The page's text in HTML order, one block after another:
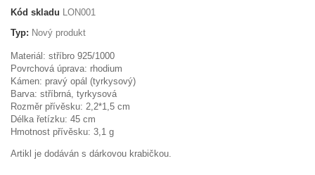
Kód skladu LON001
Typ: Nový produkt
Materiál: stříbro 925/1000
Povrchová úprava: rhodium
Kámen: pravý opál (tyrkysový)
Barva: stříbrná, tyrkysová
Rozměr přívěsku: 2,2*1,5 cm
Délka řetízku: 45 cm
Hmotnost přívěsku: 3,1 g
Artikl je dodáván s dárkovou krabičkou.